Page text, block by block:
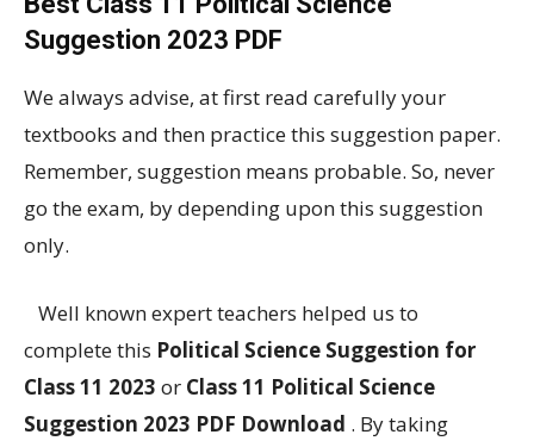
Suggestion 2023 PDF
We always advise, at first read carefully your
textbooks and then practice this suggestion paper.
Remember, suggestion means probable. So, never
go the exam, by depending upon this suggestion
only.
Well known expert teachers helped us to
complete this Political Science Suggestion for
Class 11 2023 or Class 11 Political Science
Suggestion 2023 PDF Download . By taking